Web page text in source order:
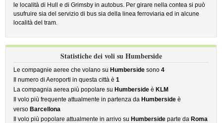
le località di Hull e di Grimsby in autobus. Per girare nella contea si può
usufruire sia del servizio di bus sia della linea ferroviaria ed in alcune
località del tram.
Statistiche dei voli su Humberside
Le compagnie aeree che volano su Humberside sono4
Il numero di Aeroporti in questa città è1
La compagnia aerea più popolare su Humberside è KLM
Il volo più frequente attualmente in partenza da Humberside è
verso Barcellona
Il volo più popolare attualmente in arrivo su Humberside parte da Roma